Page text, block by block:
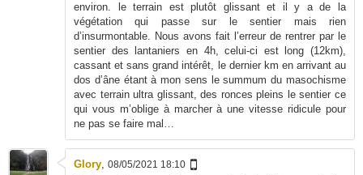
environ. le terrain est plutôt glissant et il y a de la
végétation qui passe sur le sentier mais rien
d’insurmontable. Nous avons fait l’erreur de rentrer par le
sentier des lantaniers en 4h, celui-ci est long (12km),
cassant et sans grand intérêt, le dernier km en arrivant au
dos d’âne étant à mon sens le summum du masochisme
avec terrain ultra glissant, des ronces pleins le sentier ce
qui vous m’oblige à marcher à une vitesse ridicule pour
ne pas se faire mal…
Glory, 08/05/2021 18:10